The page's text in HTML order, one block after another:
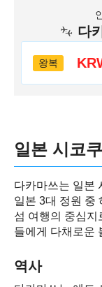
다
왕복
일본 시코
다카마쓰는 일본
일본 3대 정원 중
섬 여행의 중심지
들에게 다채로운
역사